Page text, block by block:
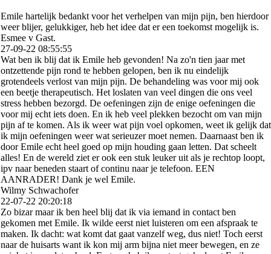
Emile hartelijk bedankt voor het verhelpen van mijn pijn, ben hierdoor
weer blijer, gelukkiger, heb het idee dat er een toekomst mogelijk is.
Esmee v Gast.
27-09-22 08:55:55
Wat ben ik blij dat ik Emile heb gevonden! Na zo'n tien jaar met
ontzettende pijn rond te hebben gelopen, ben ik nu eindelijk
grotendeels verlost van mijn pijn. De behandeling was voor mij ook
een beetje therapeutisch. Het loslaten van veel dingen die ons veel
stress hebben bezorgd. De oefeningen zijn de enige oefeningen die
voor mij echt iets doen. En ik heb veel plekken bezocht om van mijn
pijn af te komen. Als ik weer wat pijn voel opkomen, weet ik gelijk dat
ik mijn oefeningen weer wat serieuzer moet nemen. Daarnaast ben ik
door Emile echt heel goed op mijn houding gaan letten. Dat scheelt
alles! En de wereld ziet er ook een stuk leuker uit als je rechtop loopt,
ipv naar beneden staart of continu naar je telefoon. EEN
AANRADER! Dank je wel Emile.
Wilmy Schwachofer
22-07-22 20:20:18
Zo bizar maar ik ben heel blij dat ik via iemand in contact ben
gekomen met Emile. Ik wilde eerst niet luisteren om een afspraak te
maken. Ik dacht: wat komt dat gaat vanzelf weg, dus niet! Toch eerst
naar de huisarts want ik kon mij arm bijna niet meer bewegen, en ze